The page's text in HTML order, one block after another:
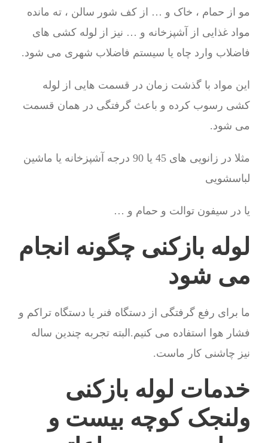
مو از حمام ، خاک و … از کف شور سالن ، ته مانده
مواد غذایی از آشپزخانه و … نیز از لوله کشی های
فاضلاب وارد چاه یا سیستم فاضلاب شهری می شود.
این مواد با گذشت زمان در قسمت هایی از لوله
کشی رسوب کرده و باعث گرفتگی در همان قسمت
می شود.
مثلا در زانویی های 45 یا 90 درجه آشپزخانه یا ماشین
لباسشویی
یا در سیفون توالت و حمام و …
لوله بازکنی چگونه انجام
می شود
ما برای رفع گرفتگی از دستگاه فنر یا دستگاه تراکم و
فشار هوا استفاده می کنیم.البته تجربه چندین ساله
نیز چاشنی کار ماست.
خدمات لوله بازکنی
ولنجک کوچه بیست و